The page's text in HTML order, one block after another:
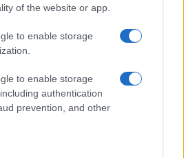
of the website or app.
to enable storage
to enable storage
authentication
prevention, and other